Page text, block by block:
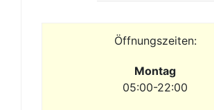
Öffnungszeiten:
Montag
05:00-22:00